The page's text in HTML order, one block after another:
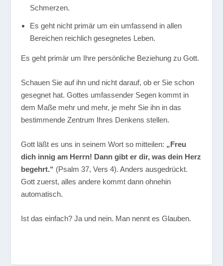
Schmerzen.
Es geht nicht primär um ein umfassend in allen
Bereichen reichlich gesegnetes Leben.
Es geht primär um Ihre persönliche Beziehung zu Gott.
Schauen Sie auf ihn und nicht darauf, ob er Sie schon
gesegnet hat. Gottes umfassender Segen kommt in
dem Maße mehr und mehr, je mehr Sie ihn in das
bestimmende Zentrum Ihres Denkens stellen.
Gott läßt es uns in seinem Wort so mitteilen: „Freu
dich innig am Herrn! Dann gibt er dir, was dein Herz
begehrt.“ (Psalm 37, Vers 4). Anders ausgedrückt.
Gott zuerst, alles andere kommt dann ohnehin
automatisch.
Ist das einfach? Ja und nein. Man nennt es Glauben.